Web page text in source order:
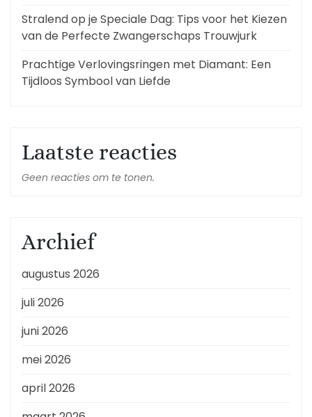
Stralend op je Speciale Dag: Tips voor het Kiezen
van de Perfecte Zwangerschaps Trouwjurk
Prachtige Verlovingsringen met Diamant: Een
Tijdloos Symbool van Liefde
Laatste reacties
Geen reacties om te tonen.
Archief
augustus 2026
juli 2026
juni 2026
mei 2026
april 2026